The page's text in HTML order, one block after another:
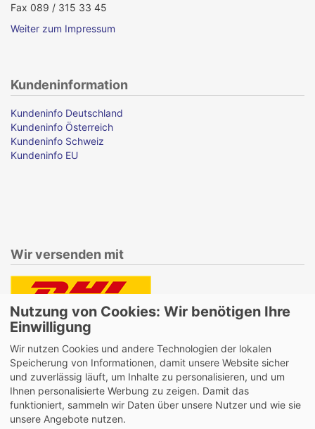
Fax 089 / 315 33 45
Weiter zum Impressum
Kundeninformation
Kundeninfo Deutschland
Kundeninfo Österreich
Kundeninfo Schweiz
Kundeninfo EU
Wir versenden mit
Lieferung auch an Packstationen und Postfilialen
Samstagszustellung
Bequeme Zahlung über Paypal
Nutzung von Cookies: Wir benötigen Ihre
Einwilligung
Wir nutzen Cookies und andere Technologien der lokalen
Speicherung von Informationen, damit unsere Website sicher
und zuverlässig läuft, um Inhalte zu personalisieren, und um
Ihnen personalisierte Werbung zu zeigen. Damit das
funktioniert, sammeln wir Daten über unsere Nutzer und wie sie
unsere Angebote nutzen.